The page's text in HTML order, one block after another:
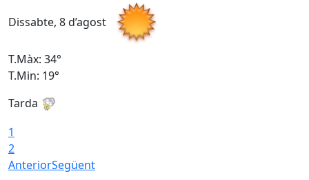
Dissabte, 8 d’agost
T.Màx: 34°
T.Min: 19°
Tarda
1
2
AnteriorSegüent